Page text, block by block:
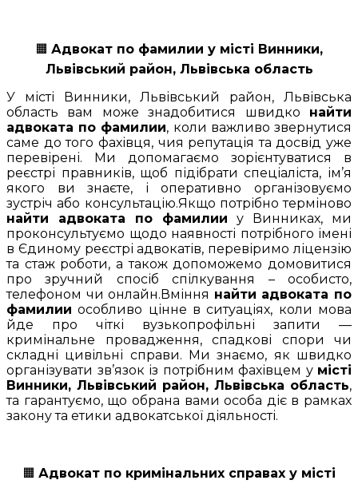
🟧 Адвокат по фамилии у місті Винники,
Львівський район, Львівська область
У місті Винники, Львівський район, Львівська
область вам може знадобитися швидко найти
адвоката по фамилии, коли важливо звернутися
саме до того фахівця, чия репутація та досвід уже
перевірені. Ми допомагаємо зорієнтуватися в
реєстрі правників, щоб підібрати спеціаліста, ім’я
якого ви знаєте, і оперативно організовуємо
зустріч або консультацію.Якщо потрібно терміново
найти адвоката по фамилии у Винниках, ми
проконсультуємо щодо наявності потрібного імені
в Єдиному реєстрі адвокатів, перевіримо ліцензію
та стаж роботи, а також допоможемо домовитися
про зручний спосіб спілкування – особисто,
телефоном чи онлайн.Вміння найти адвоката по
фамилии особливо цінне в ситуаціях, коли мова
йде про чіткі вузькопрофільні запити —
кримінальне провадження, спадкові спори чи
складні цивільні справи. Ми знаємо, як швидко
організувати зв’язок із потрібним фахівцем у місті
Винники, Львівський район, Львівська область,
та гарантуємо, що обрана вами особа діє в рамках
закону та етики адвокатської діяльності.
🟧 Адвокат по кримінальних справах у місті